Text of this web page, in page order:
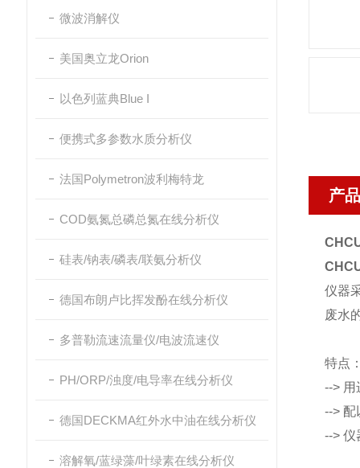
微波消解仪
美国奥立龙Orion
以色列蓝典Blue I
便携式多参数水质分析仪
法国Polymetron波利梅特龙
COD氨氮总磷总氮在线分析仪
硅表/钠表/磷表/联氨分析仪
德国布朗卢比挥发酚在线分析仪
多普勒流速流量仪/电波流速仪
PH/ORP/浊度/电导率在线分析仪
德国DECKMA红外水中油在线分析仪
溶解氧/蓝绿藻/叶绿素在线分析仪
产
仪器
废水
特点
-->
-->
--> 仪